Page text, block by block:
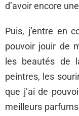
d’avoir encore
Puis, j’entre en
pouvoir jouir de
les beautés de
peintres, les
que j’ai de
meilleurs